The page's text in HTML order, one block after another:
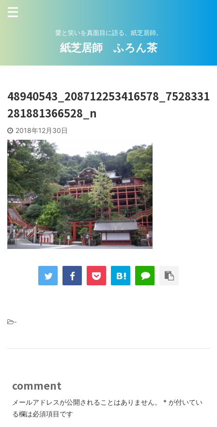
愛と笑いを真面目に語る、紙芝居師。
紙芝居師 ふろん茶
48940543_208712253416578_7528331
281881366528_n
2018年12月30日
-
comment
メールアドレスが公開されることはありません。 * が付いてい
る欄は必須項目です